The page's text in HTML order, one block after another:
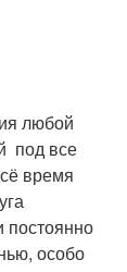
любой
под все
время
постоянно
особо